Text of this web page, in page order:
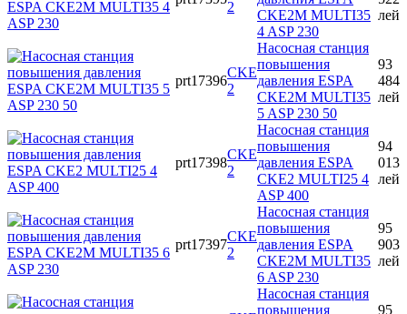
2
CKE2M MULTI35
4 ASP 230
лей
prt17396
CKE
2
Насосная станция
повышения
давления ESPA
CKE2M MULTI35
5 ASP 230 50
93
484
лей
prt17398
CKE
2
Насосная станция
повышения
давления ESPA
CKE2 MULTI25 4
ASP 400
94
013
лей
prt17397
CKE
2
Насосная станция
повышения
давления ESPA
CKE2M MULTI35
6 ASP 230
95
903
лей
Насосная станция
повышения
95